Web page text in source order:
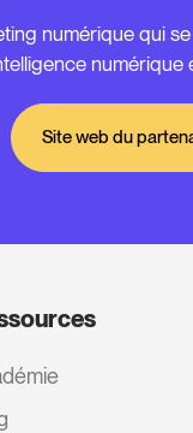
numérique qui
numérique
Site web du